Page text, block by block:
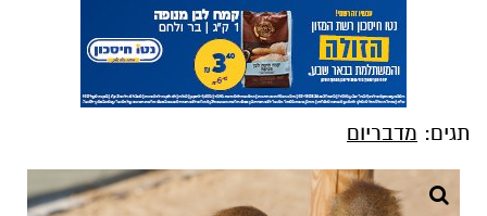
תגים: מדבריום